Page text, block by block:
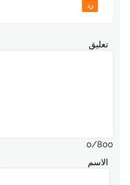
رد
تعليق
0/800
الاسم